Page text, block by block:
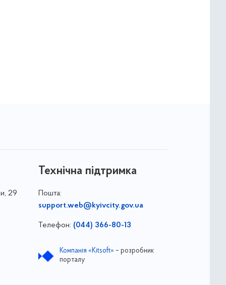
29
Технічна підтримка
Пошта:
support.web@kyivcity.gov.ua
Телефон: (044) 366-80-13
Компанія «Kitsoft» – розробник
порталу